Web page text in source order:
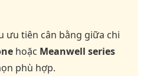
ưu tiên cân bằng giữa chi
hoặc Meanwell series
phù hợp.